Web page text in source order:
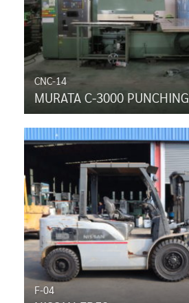
CNC-14
MURATA C-3000 PUNCHING
F-04